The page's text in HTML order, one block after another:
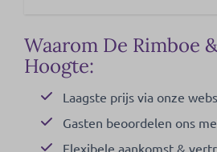
Waarom De Rimboe
Hoogte:
Laagste prijs via onze
Gasten beoordelen ons
Flexibele aankomst &